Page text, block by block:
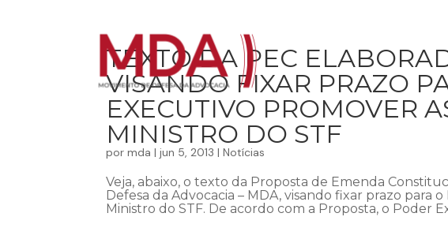
TEXTO DA PEC
VISANDO FIXAR PRAZO
EXECUTIVO PROMOVER
MINISTRO DO STF
pormda |jun 5, 2013 |Notícias
Veja, abaixo, o texto da Proposta de Emenda
Defesa da Advocacia – MDA, visando fixar prazo para
Ministro do STF. De acordo com a Proposta, o Poder